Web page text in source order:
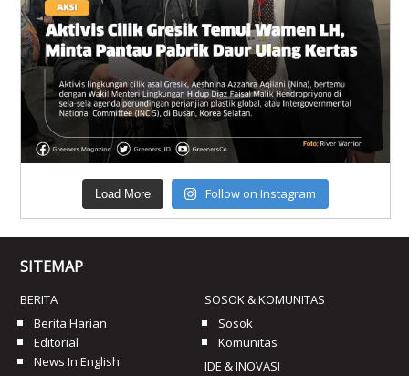
Load More Follow on Instagram
SITEMAP
BERITA
Berita Harian
Editorial
News In English
SOSOK & KOMUNITAS
Sosok
Komunitas
IDE & INOVASI